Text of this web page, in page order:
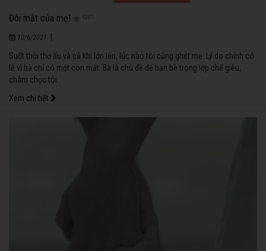
Đôi mắt của mẹ! 1287
10/6/2021
Suốt thời thơ ấu và cả khi lớn lên, lúc nào tôi cũng ghét mẹ. Lý do chính có
lẽ vì bà chỉ có một con mắt. Bà là chủ đề để bạn bè trong lớp chế giễu,
châm chọc tôi.
Xem chi tiết